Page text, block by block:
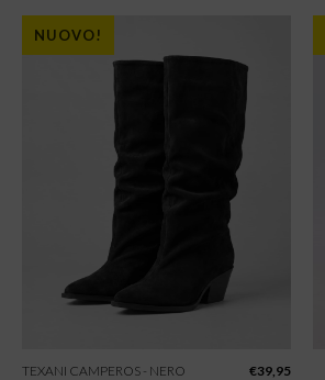
NUOVO!
TEXANI CAMPEROS - NERO €39,95